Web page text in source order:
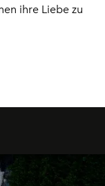
ihre Liebe zu